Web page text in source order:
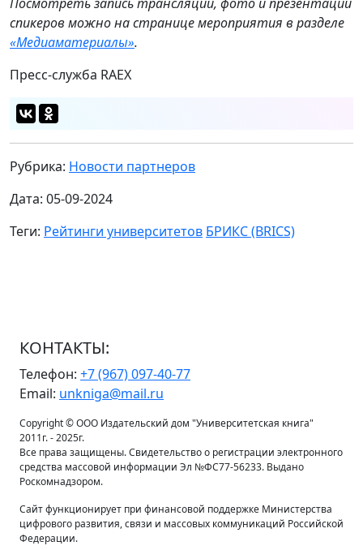
спикеров можно на странице мероприятия в разделе
«Медиаматериалы».
Пресс-служба RAEX
Рубрика: Новости партнеров
Дата: 05-09-2024
Теги: Рейтинги университетов БРИКС (BRICS)
КОНТАКТЫ:
Телефон: +7 (967) 097-40-77
Email: unkniga@mail.ru
Copyright © ООО Издательский дом "Университетская книга"
2011г. - 2025г.
Все права защищены. Свидетельство о регистрации электронного
средства массовой информации Эл №ФС77-56233. Выдано
Роскомнадзором.
Сайт функционирует при финансовой поддержке Министерства
цифрового развития, связи и массовых коммуникаций Российской
Федерации.